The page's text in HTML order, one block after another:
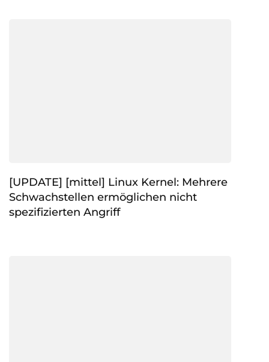
[UPDATE] [mittel] Linux Kernel: Mehrere
Schwachstellen ermöglichen nicht
spezifizierten Angriff